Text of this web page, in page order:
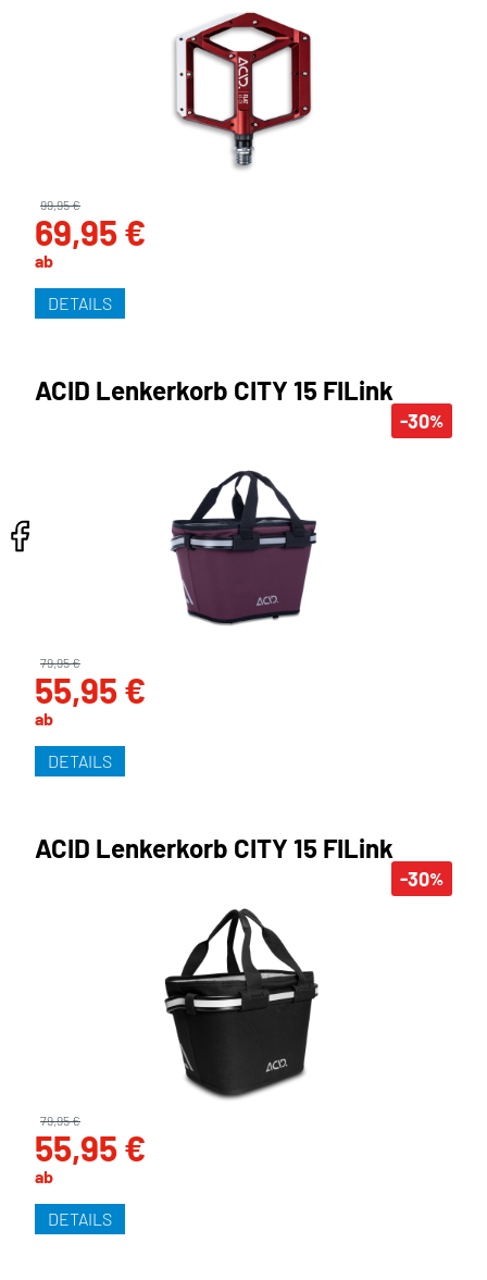
ab
69,95 €
99,95 €
DETAILS
-30%
ACID Lenkerkorb CITY 15 FILink
ab
55,95 €
79,95 €
DETAILS
-30%
ACID Lenkerkorb CITY 15 FILink
ab
55,95 €
79,95 €
DETAILS